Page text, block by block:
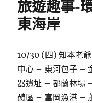
旅遊趣事-
東海岸
10/30 (四) 知本老
中心 – 東河包子 –
器遺址 – 都蘭林場
憩區 – 富岡漁港 –